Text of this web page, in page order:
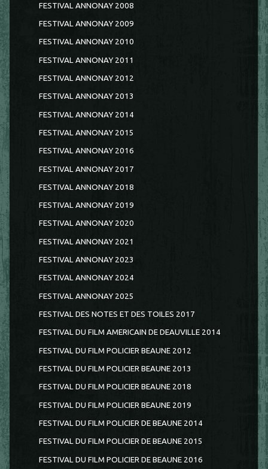
FESTIVAL ANNONAY 2008
FESTIVAL ANNONAY 2009
FESTIVAL ANNONAY 2010
FESTIVAL ANNONAY 2011
FESTIVAL ANNONAY 2012
FESTIVAL ANNONAY 2013
FESTIVAL ANNONAY 2014
FESTIVAL ANNONAY 2015
FESTIVAL ANNONAY 2016
FESTIVAL ANNONAY 2017
FESTIVAL ANNONAY 2018
FESTIVAL ANNONAY 2019
FESTIVAL ANNONAY 2020
FESTIVAL ANNONAY 2021
FESTIVAL ANNONAY 2023
FESTIVAL ANNONAY 2024
FESTIVAL ANNONAY 2025
FESTIVAL DES NOTES ET DES TOILES 2017
FESTIVAL DU FILM AMERICAIN DE DEAUVILLE 2014
FESTIVAL DU FILM POLICIER BEAUNE 2012
FESTIVAL DU FILM POLICIER BEAUNE 2013
FESTIVAL DU FILM POLICIER BEAUNE 2018
FESTIVAL DU FILM POLICIER BEAUNE 2019
FESTIVAL DU FILM POLICIER DE BEAUNE 2014
FESTIVAL DU FILM POLICIER DE BEAUNE 2015
FESTIVAL DU FILM POLICIER DE BEAUNE 2016